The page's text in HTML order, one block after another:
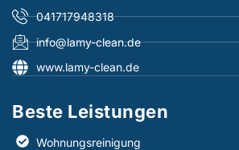
041717948318
info@lamy-clean.de
www.lamy-clean.de
Beste Leistungen​
Wohnungsreinigung